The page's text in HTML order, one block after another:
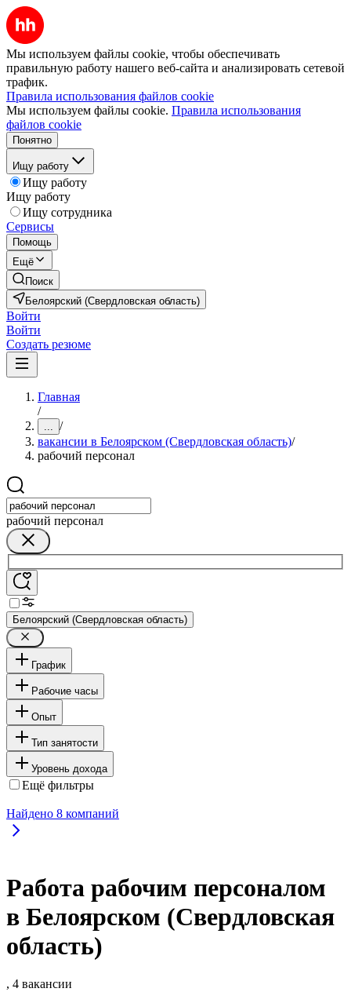
Мы используем файлы cookie, чтобы обеспечивать
правильную работу нашего веб-сайта и анализировать сетевой
трафик.
Правила использования файлов cookie
Мы используем файлы cookie. Правила использования
файлов cookie
Понятно
Ищу работу
Ищу работу
Ищу работу
Ищу сотрудника
Сервисы
Помощь
Ещё
Поиск
Белоярский (Свердловская область)
Войти
Войти
Создать резюме
Главная
/
... /
вакансии в Белоярском (Свердловская область)/
рабочий персонал
рабочий персонал
Белоярский (Свердловская область)
График
Рабочие часы
Опыт
Тип занятости
Уровень дохода
Ещё фильтры
Найдено 8 компаний
Работа рабочим персоналом
в Белоярском (Свердловская
область)
, 4 вакансии